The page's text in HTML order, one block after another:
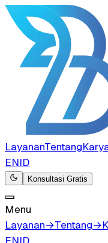
LayananTentang
ENID
Konsultasi Gratis
Menu
Layanan→Tentang→